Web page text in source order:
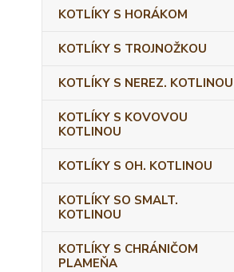
KOTLÍKY S HORÁKOM
KOTLÍKY S TROJNOŽKOU
KOTLÍKY S NEREZ. KOTLINOU
KOTLÍKY S KOVOVOU
KOTLINOU
KOTLÍKY S OH. KOTLINOU
KOTLÍKY SO SMALT.
KOTLINOU
KOTLÍKY S CHRÁNIČOM
PLAMEŇA